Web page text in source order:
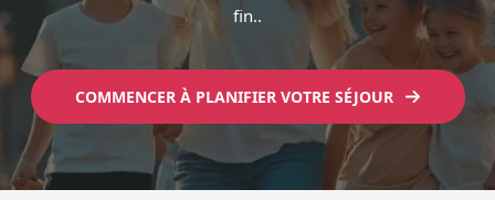
fin..
COMMENCER À PLANIFIER VOTRE SÉJOUR